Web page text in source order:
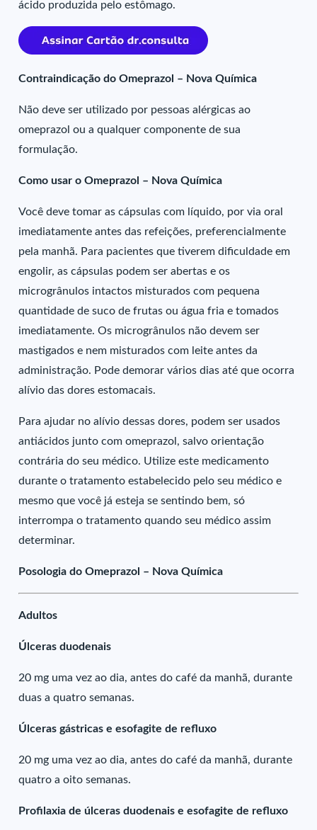
ácido produzida pelo estômago.
Contraindicação do Omeprazol – Nova Química
Não deve ser utilizado por pessoas alérgicas ao
omeprazol ou a qualquer componente de sua
formulação.
Como usar o Omeprazol – Nova Química
Você deve tomar as cápsulas com líquido, por via oral
imediatamente antes das refeições, preferencialmente
pela manhã. Para pacientes que tiverem dificuldade em
engolir, as cápsulas podem ser abertas e os
microgrânulos intactos misturados com pequena
quantidade de suco de frutas ou água fria e tomados
imediatamente. Os microgrânulos não devem ser
mastigados e nem misturados com leite antes da
administração. Pode demorar vários dias até que ocorra
alívio das dores estomacais.
Para ajudar no alívio dessas dores, podem ser usados
antiácidos junto com omeprazol, salvo orientação
contrária do seu médico. Utilize este medicamento
durante o tratamento estabelecido pelo seu médico e
mesmo que você já esteja se sentindo bem, só
interrompa o tratamento quando seu médico assim
determinar.
Posologia do Omeprazol – Nova Química
Adultos
Úlceras duodenais
20 mg uma vez ao dia, antes do café da manhã, durante
duas a quatro semanas.
Úlceras gástricas e esofagite de refluxo
20 mg uma vez ao dia, antes do café da manhã, durante
quatro a oito semanas.
Profilaxia de úlceras duodenais e esofagite de refluxo